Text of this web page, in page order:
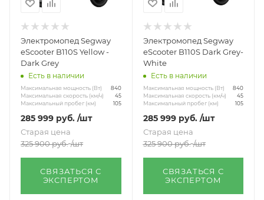
Электромопед Segway
eScooter B110S Yellow -
Dark Grey
Есть в наличии
Максимальная мощность (Вт) 840
Максимальная скорость (км/ч) 45
Максимальный пробег (км) 105
285 999 руб. /шт
Старая цена
325 900руб. /шт
СВЯЗАТЬСЯ С
ЭКСПЕРТОМ
Электромопед Segway
eScooter B110S Dark Grey-
White
Есть в наличии
Максимальная мощность (Вт) 840
Максимальная скорость (км/ч) 45
Максимальный пробег (км) 105
285 999руб. /шт
Старая цена
325 900руб. /шт
СВЯЗАТЬСЯ С
ЭКСПЕРТОМ